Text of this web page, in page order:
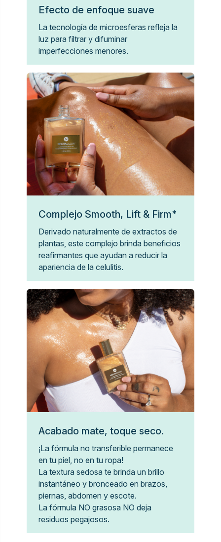
Efecto de enfoque suave
La tecnología de microesferas refleja la
luz para filtrar y difuminar
imperfecciones menores.
Complejo Smooth, Lift & Firm*
Derivado naturalmente de extractos de
plantas, este complejo brinda beneficios
reafirmantes que ayudan a reducir la
apariencia de la celulitis.
Acabado mate, toque seco.
¡La fórmula no transferible permanece
en tu piel, no en tu ropa!
La textura sedosa te brinda un brillo
instantáneo y bronceado en brazos,
piernas, abdomen y escote.
La fórmula NO grasosa NO deja
residuos pegajosos.